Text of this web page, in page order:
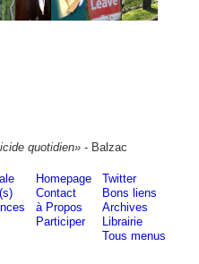
quotidien» - Balzac
Homepage
Contact
à Propos
Participer
Twitter
Bons liens
Archives
Librairie
Tous menus